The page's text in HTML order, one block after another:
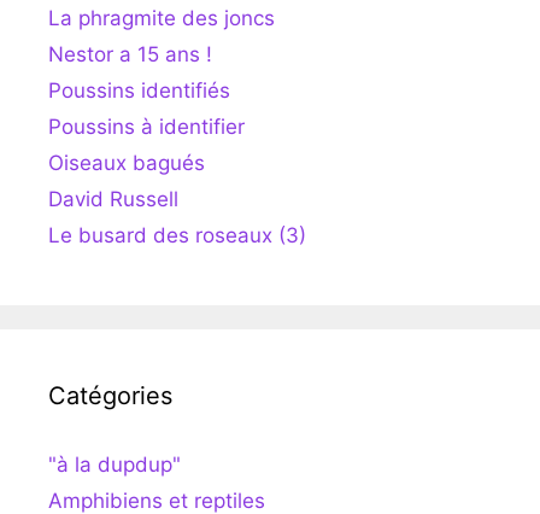
La phragmite des joncs
Nestor a 15 ans !
Poussins identifiés
Poussins à identifier
Oiseaux bagués
David Russell
Le busard des roseaux (3)
Catégories
"à la dupdup"
Amphibiens et reptiles